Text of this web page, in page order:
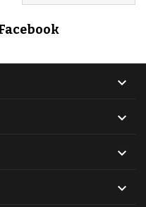



